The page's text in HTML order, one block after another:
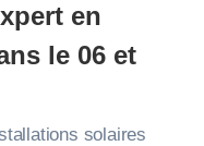
en
le 06 et
solaires